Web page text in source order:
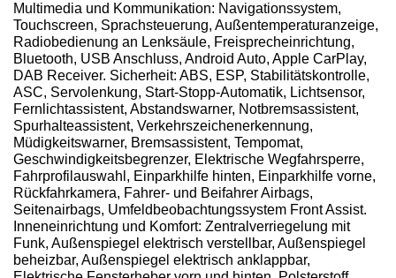
Multimedia und Kommunikation: Navigationssystem,
Touchscreen, Sprachsteuerung, Außentemperaturanzeige,
Radiobedienung an Lenksäule, Freisprecheinrichtung,
Bluetooth, USB Anschluss, Android Auto, Apple CarPlay,
DAB Receiver. Sicherheit: ABS, ESP, Stabilitätskontrolle,
ASC, Servolenkung, Start-Stopp-Automatik, Lichtsensor,
Fernlichtassistent, Abstandswarner, Notbremsassistent,
Spurhalteassistent, Verkehrszeichenerkennung,
Müdigkeitswarner, Bremsassistent, Tempomat,
Geschwindigkeitsbegrenzer, Elektrische Wegfahrsperre,
Fahrprofilauswahl, Einparkhilfe hinten, Einparkhilfe vorne,
Rückfahrkamera, Fahrer- und Beifahrer Airbags,
Seitenairbags, Umfeldbeobachtungssystem Front Assist.
Inneneinrichtung und Komfort: Zentralverriegelung mit
Funk, Außenspiegel elektrisch verstellbar, Außenspiegel
beheizbar, Außenspiegel elektrisch anklappbar,